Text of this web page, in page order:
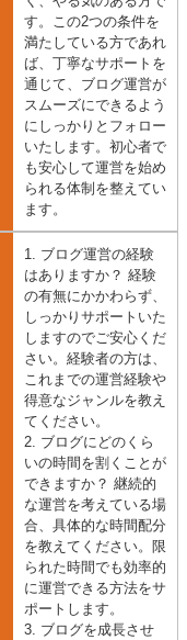
す。この2つの条件を
満たしている方であれ
ば、丁寧なサポートを
通じて、ブログ運営が
スムーズにできるよう
にしっかりとフォロー
いたします。初心者で
も安心して運営を始め
られる体制を整えてい
ます。
1. ブログ運営の経験
はありますか？ 経験
の有無にかかわらず、
しっかりサポートいた
しますのでご安心くだ
さい。経験者の方は、
これまでの運営経験や
得意なジャンルを教え
てください。
2. ブログにどのくら
いの時間を割くことが
できますか？ 継続的
な運営を考えている場
合、具体的な時間配分
を教えてください。限
られた時間でも効率的
に運営できる方法をサ
ポートします。
3. ブログを成長させ